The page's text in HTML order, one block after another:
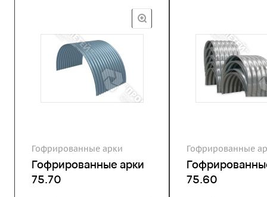
Гофрированные арки
Гофрированные арки
75.70
Гофрированные
75.60